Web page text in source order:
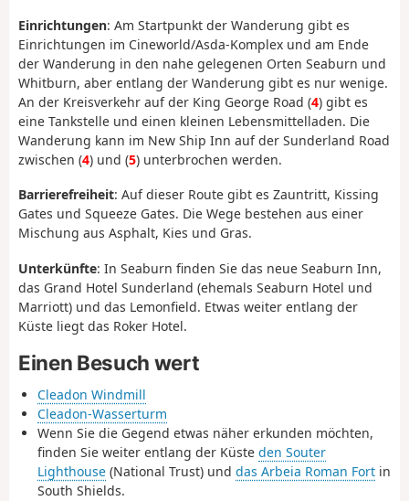
Einrichtungen: Am Startpunkt der Wanderung gibt es
Einrichtungen im Cineworld/Asda-Komplex und am Ende
der Wanderung in den nahe gelegenen Orten Seaburn und
Whitburn, aber entlang der Wanderung gibt es nur wenige.
An der Kreisverkehr auf der King George Road (4) gibt es
eine Tankstelle und einen kleinen Lebensmittelladen. Die
Wanderung kann im New Ship Inn auf der Sunderland Road
zwischen (4) und (5) unterbrochen werden.
Barrierefreiheit: Auf dieser Route gibt es Zauntritt, Kissing
Gates und Squeeze Gates. Die Wege bestehen aus einer
Mischung aus Asphalt, Kies und Gras.
Unterkünfte: In Seaburn finden Sie das neue Seaburn Inn,
das Grand Hotel Sunderland (ehemals Seaburn Hotel und
Marriott) und das Lemonfield. Etwas weiter entlang der
Küste liegt das Roker Hotel.
Einen Besuch wert
Cleadon Windmill
Cleadon-Wasserturm
Wenn Sie die Gegend etwas näher erkunden möchten,
finden Sie weiter entlang der Küste den Souter
Lighthouse (National Trust) und das Arbeia Roman Fort in
South Shields.